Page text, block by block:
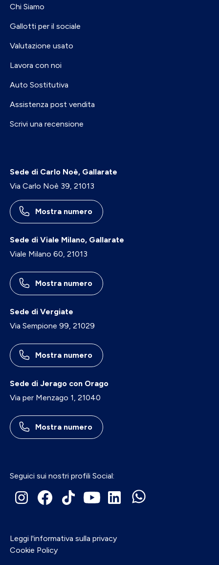
Chi Siamo
Gallotti per il sociale
Valutazione usato
Lavora con noi
Auto Sostitutiva
Assistenza post vendita
Scrivi una recensione
Sede di Carlo Noè, Gallarate
Via Carlo Noè 39, 21013
Mostra numero
Sede di Viale Milano, Gallarate
Viale Milano 60, 21013
Mostra numero
Sede di Vergiate
Via Sempione 99, 21029
Mostra numero
Sede di Jerago con Orago
Via per Menzago 1, 21040
Mostra numero
Seguici sui nostri profili Social:
Leggi l'informativa sulla privacy
Cookie Policy